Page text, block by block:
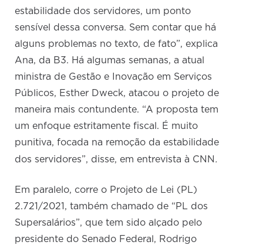
estabilidade dos servidores, um ponto
sensível dessa conversa. Sem contar que há
alguns problemas no texto, de fato”, explica
Ana, da B3. Há algumas semanas, a atual
ministra de Gestão e Inovação em Serviços
Públicos, Esther Dweck, atacou o projeto de
maneira mais contundente. “A proposta tem
um enfoque estritamente fiscal. É muito
punitiva, focada na remoção da estabilidade
dos servidores”, disse, em entrevista à CNN .
Em paralelo, corre o Projeto de Lei (PL)
2.721/2021, também chamado de “PL dos
Supersalários”, que tem sido alçado pelo
presidente do Senado Federal, Rodrigo